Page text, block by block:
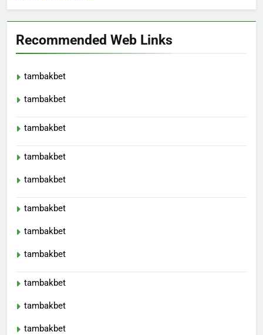
Recommended Web Links
tambakbet
tambakbet
tambakbet
tambakbet
tambakbet
tambakbet
tambakbet
tambakbet
tambakbet
tambakbet
tambakbet